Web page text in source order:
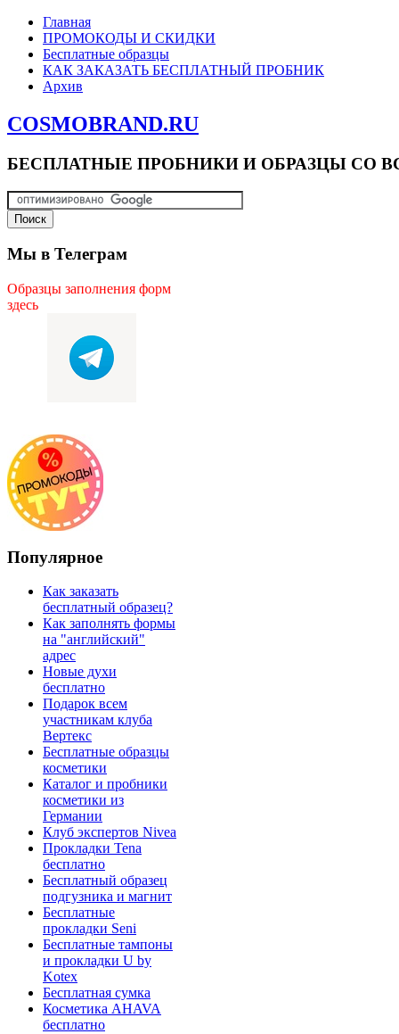
Главная
ПРОМОКОДЫ И СКИДКИ
Бесплатные образцы
КАК ЗАКАЗАТЬ БЕСПЛАТНЫЙ ПРОБНИК
Архив
COSMOBRAND.RU
БЕСПЛАТНЫЕ ПРОБНИКИ И ОБРАЗЦЫ СО
Мы в Телеграм
Образцы заполнения форм
здесь
Популярное
Как заказать
бесплатный образец?
Как заполнять формы
на "английский"
адрес
Новые духи
бесплатно
Подарок всем
участникам клуба
Вертекс
Бесплатные образцы
косметики
Каталог и пробники
косметики из
Германии
Клуб экспертов Nivea
Прокладки Tena
бесплатно
Бесплатный образец
подгузника и магнит
Бесплатные
прокладки Seni
Бесплатные тампоны
и прокладки U by
Kotex
Бесплатная сумка
Косметика AHAVA
бесплатно